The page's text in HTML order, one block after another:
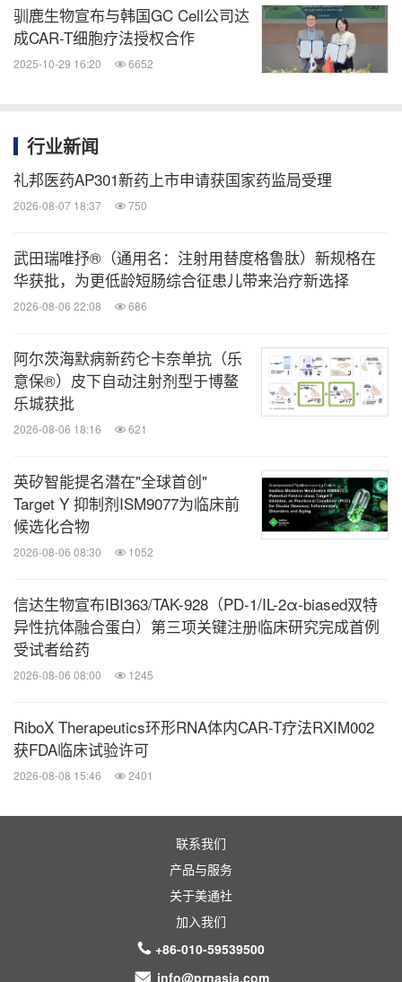
疫性疾病领域和抗体类药物拓展，拥有完整的从早期
药物发现、临床研发、注册申报到商业化的全流程能
力。
其中由驯鹿生物自主研发的全球首个全人源CAR-T产
品，靶向BCMA的伊基奥仑赛注射液（福可苏
于2023年6月获中国国家药品监督管理局（NMPA）
批准上市，用于治疗复发或难治性多发性骨髓瘤
（R/R MM）。此外，该产品也已在中国澳门获批上
市；在中国香港、新加坡及沙特阿拉伯的上市申请正
他国家的注册工作也在稳步推进中。其前线适应症用
于治疗2-3线多发性骨髓瘤（MM）已进入III期临床。
此外，伊基奥仑赛注射液在中国和美国已获得多个自
时，针对淋巴瘤的双靶点（CD19/CD22）产品
CT120已获准进入II期临床。另一款靶向GPRC5D用
于治疗复发难治多发性骨髓瘤的产品IASO118已在中
国获得IND许可。
除细胞疗法产品外，公司的全人源靶向CD19抗体产
品IASO-782，已在中国和美国获得治疗多个自身免
疫性疾病的IND许可，同时仍在探索更多的自身免疫
公司先后和海外细胞治疗公司Sana Therapeutics、
Cabaletta Bio及Umoja Biopharma达成全球商业拓展
授权或研发合作，积极探索新一代细胞疗法产品的开
驯鹿生物依托其强大的管理团队和执行力、创新的产
品管线、自有的GMP生产和先进的临床开发能力，
全力以赴为中国及全球患者带来变革性、可及的创新
驯鹿生物宣布与韩国GC Cell公司达
成CAR-T细胞疗法授权合作
2025-10-29 16:20 6652
行业新闻
礼邦医药AP301新药上市申请获国家药监局受理
2026-08-07 18:37 750
武田瑞唯抒®（通用名：注射用替度格鲁肽）新规格在
华获批，为更低龄短肠综合征患儿带来治疗新选择
2026-08-06 22:08 686
阿尔茨海默病新药仑卡奈单抗（乐
意保®）皮下自动注射剂型于博鳌
乐城获批
2026-08-06 18:16 621
英矽智能提名潜在"全球首创"
Target Y 抑制剂ISM9077为临床前
候选化合物
2026-08-06 08:30 1052
信达生物宣布IBI363/TAK-928（PD-1/IL-2α-biased双特
异性抗体融合蛋白）第三项关键注册临床研究完成首例
受试者给药
2026-08-06 08:00 1245
RiboX Therapeutics环形RNA体内CAR-T疗法RXIM002
获FDA临床试验许可
2026-08-08 15:46 2401
联系我们
产品与服务
关于美通社
加入我们
+86-010-59539500
info@prnasia.com